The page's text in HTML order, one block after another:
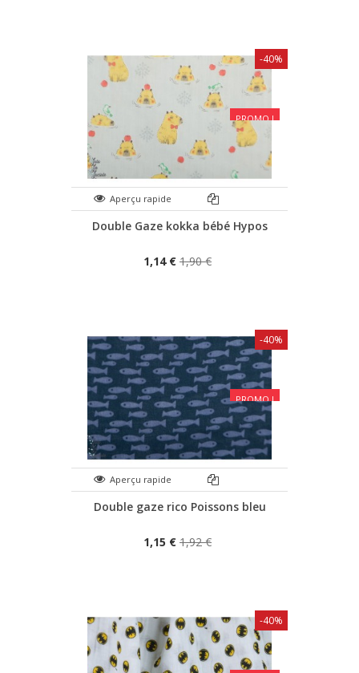
PROMO !
Aperçu rapide
Double Gaze kokka bébé Hypos
1,14 € 1,90 €
-40%
PROMO !
Aperçu rapide
Double gaze rico Poissons bleu
1,15 € 1,92 €
-40%
-40%